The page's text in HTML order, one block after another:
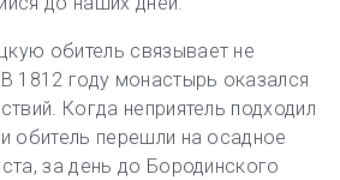
обитель связывает не
1812 году монастырь оказался
Когда неприятель подходил
обитель перешли на осадное
за день до Бородинского